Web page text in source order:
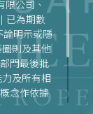
公司、
已為期數
論明示或隱
則及其他
門最後批
及所有相
念作依據
請參閱售